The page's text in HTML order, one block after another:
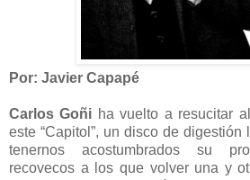
Por: Javier Capapé
Carlos Goñi ha vuelto a resucitar
este “Capitol”, un disco de
tenernos acostumbrados su
recovecos a los que volver una y